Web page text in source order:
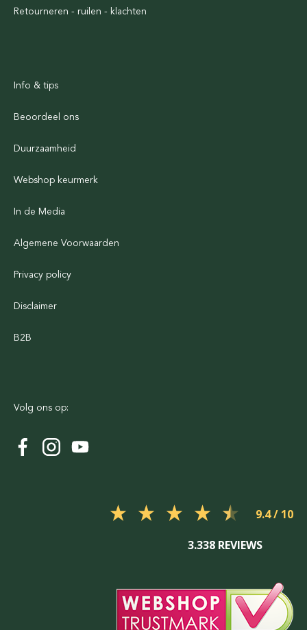
Retourneren - ruilen - klachten
Info & tips
Beoordeel ons
Duurzaamheid
Webshop keurmerk
In de Media
Algemene Voorwaarden
Privacy policy
Disclaimer
B2B
Volg ons op:
9.4
3.338 REVIEWS